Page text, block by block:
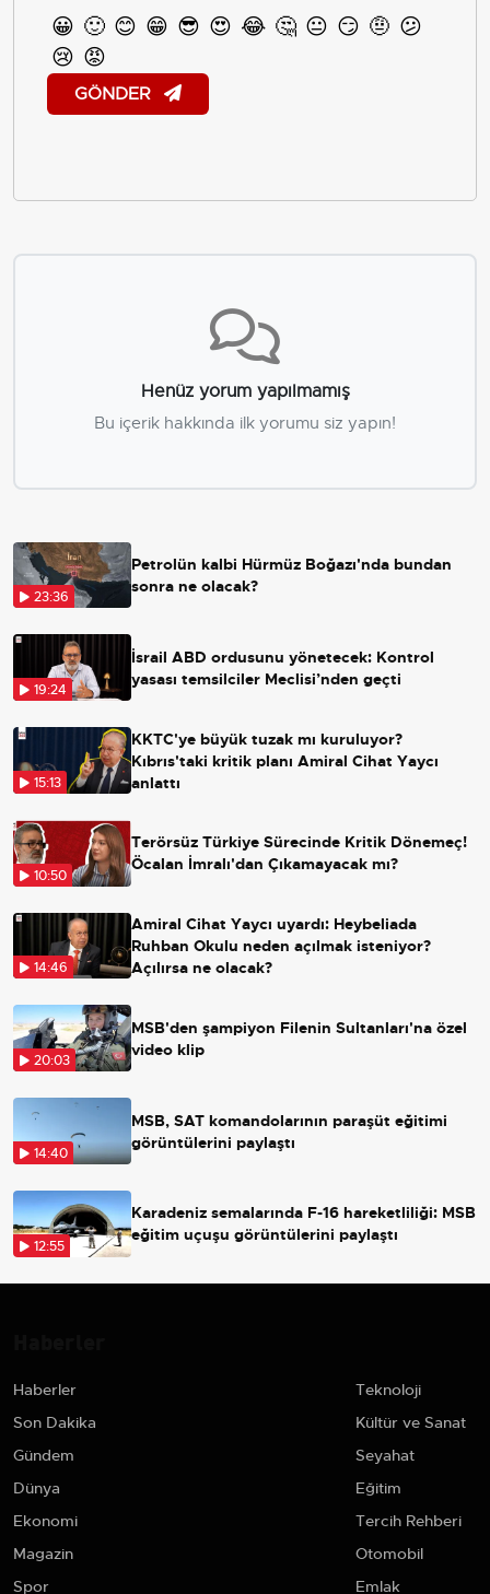
😀 🙂 😊 😁 😎 😍 😂 🤔 😐 😏 🤨 😕
😢 😡
GÖNDER
Henüz yorum yapılmamış
Bu içerik hakkında ilk yorumu siz yapın!
23:36
Petrolün kalbi Hürmüz Boğazı'nda bundan
sonra ne olacak?
19:24
İsrail ABD ordusunu yönetecek: Kontrol
yasası temsilciler Meclisi’nden geçti
15:13
KKTC'ye büyük tuzak mı kuruluyor?
Kıbrıs'taki kritik planı Amiral Cihat Yaycı
anlattı
10:50
Terörsüz Türkiye Sürecinde Kritik Dönemeç!
Öcalan İmralı'dan Çıkamayacak mı?
14:46
Amiral Cihat Yaycı uyardı: Heybeliada
Ruhban Okulu neden açılmak isteniyor?
Açılırsa ne olacak?
20:03
MSB'den şampiyon Filenin Sultanları'na özel
video klip
14:40
MSB, SAT komandolarının paraşüt eğitimi
görüntülerini paylaştı
12:55
Karadeniz semalarında F-16 hareketliliği: MSB
eğitim uçuşu görüntülerini paylaştı
Haberler
Son Dakika
Gündem
Dünya
Ekonomi
Magazin
Spor
Teknoloji
Kültür ve Sanat
Seyahat
Eğitim
Tercih Rehberi
Otomobil
Emlak